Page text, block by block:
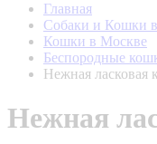
Главная
Собаки и Кошки
Кошки в Москве
Беспородные
Нежная ласковая
Нежная